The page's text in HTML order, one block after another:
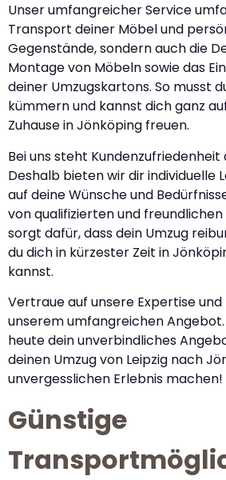
Unser umfangreicher Service
Transport deiner Möbel und
Gegenstände, sondern auch die
Montage von Möbeln sowie das
deiner Umzugskartons. So musst
kümmern und kannst dich ganz
Zuhause in Jönköping freuen.
Bei uns steht Kundenzufriedenheit
Deshalb bieten wir dir individuelle
auf deine Wünsche und
von qualifizierten und
sorgt dafür, dass dein Umzug
du dich in kürzester Zeit in
kannst.
Vertraue auf unsere Expertise
unserem umfangreichen
heute dein unverbindliches
deinen Umzug von Leipzig nach
unvergesslichen Erlebnis machen!
Günstige